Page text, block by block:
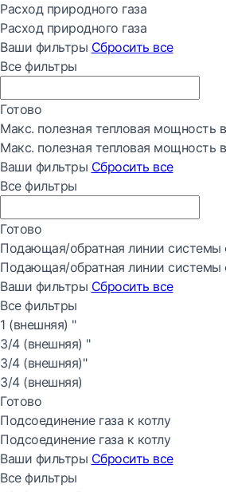
Расход природного газа
Расход природного газа
Ваши фильтры Сбросить все
Все фильтры
Готово
Макс. полезная тепловая мощность
Макс. полезная тепловая мощность
Ваши фильтры Сбросить все
Все фильтры
Готово
Подающая/обратная линии системы
Подающая/обратная линии системы
Ваши фильтры Сбросить все
Все фильтры
1 (внешняя) "
3/4 (внешняя) "
3/4 (внешняя)"
3/4 (внешняя)
Готово
Подсоединение газа к котлу
Подсоединение газа к котлу
Ваши фильтры Сбросить все
Все фильтры